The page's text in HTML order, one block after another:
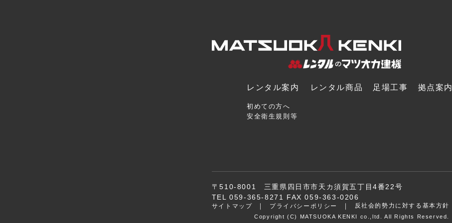
レンタル案内
初めての方へ
安全衛生規則等
レンタル商品 足場工事 拠点案内
〒510-8001 三重県四日市市天カ須賀五丁目4番22号
TEL 059-365-8271 FAX 059-363-0206
サイトマップ プライバシーポリシー 反社会的勢力に対する基本方針
Copyright (C) MATSUOKA KENKI co.,ltd. All Rights Reserved.